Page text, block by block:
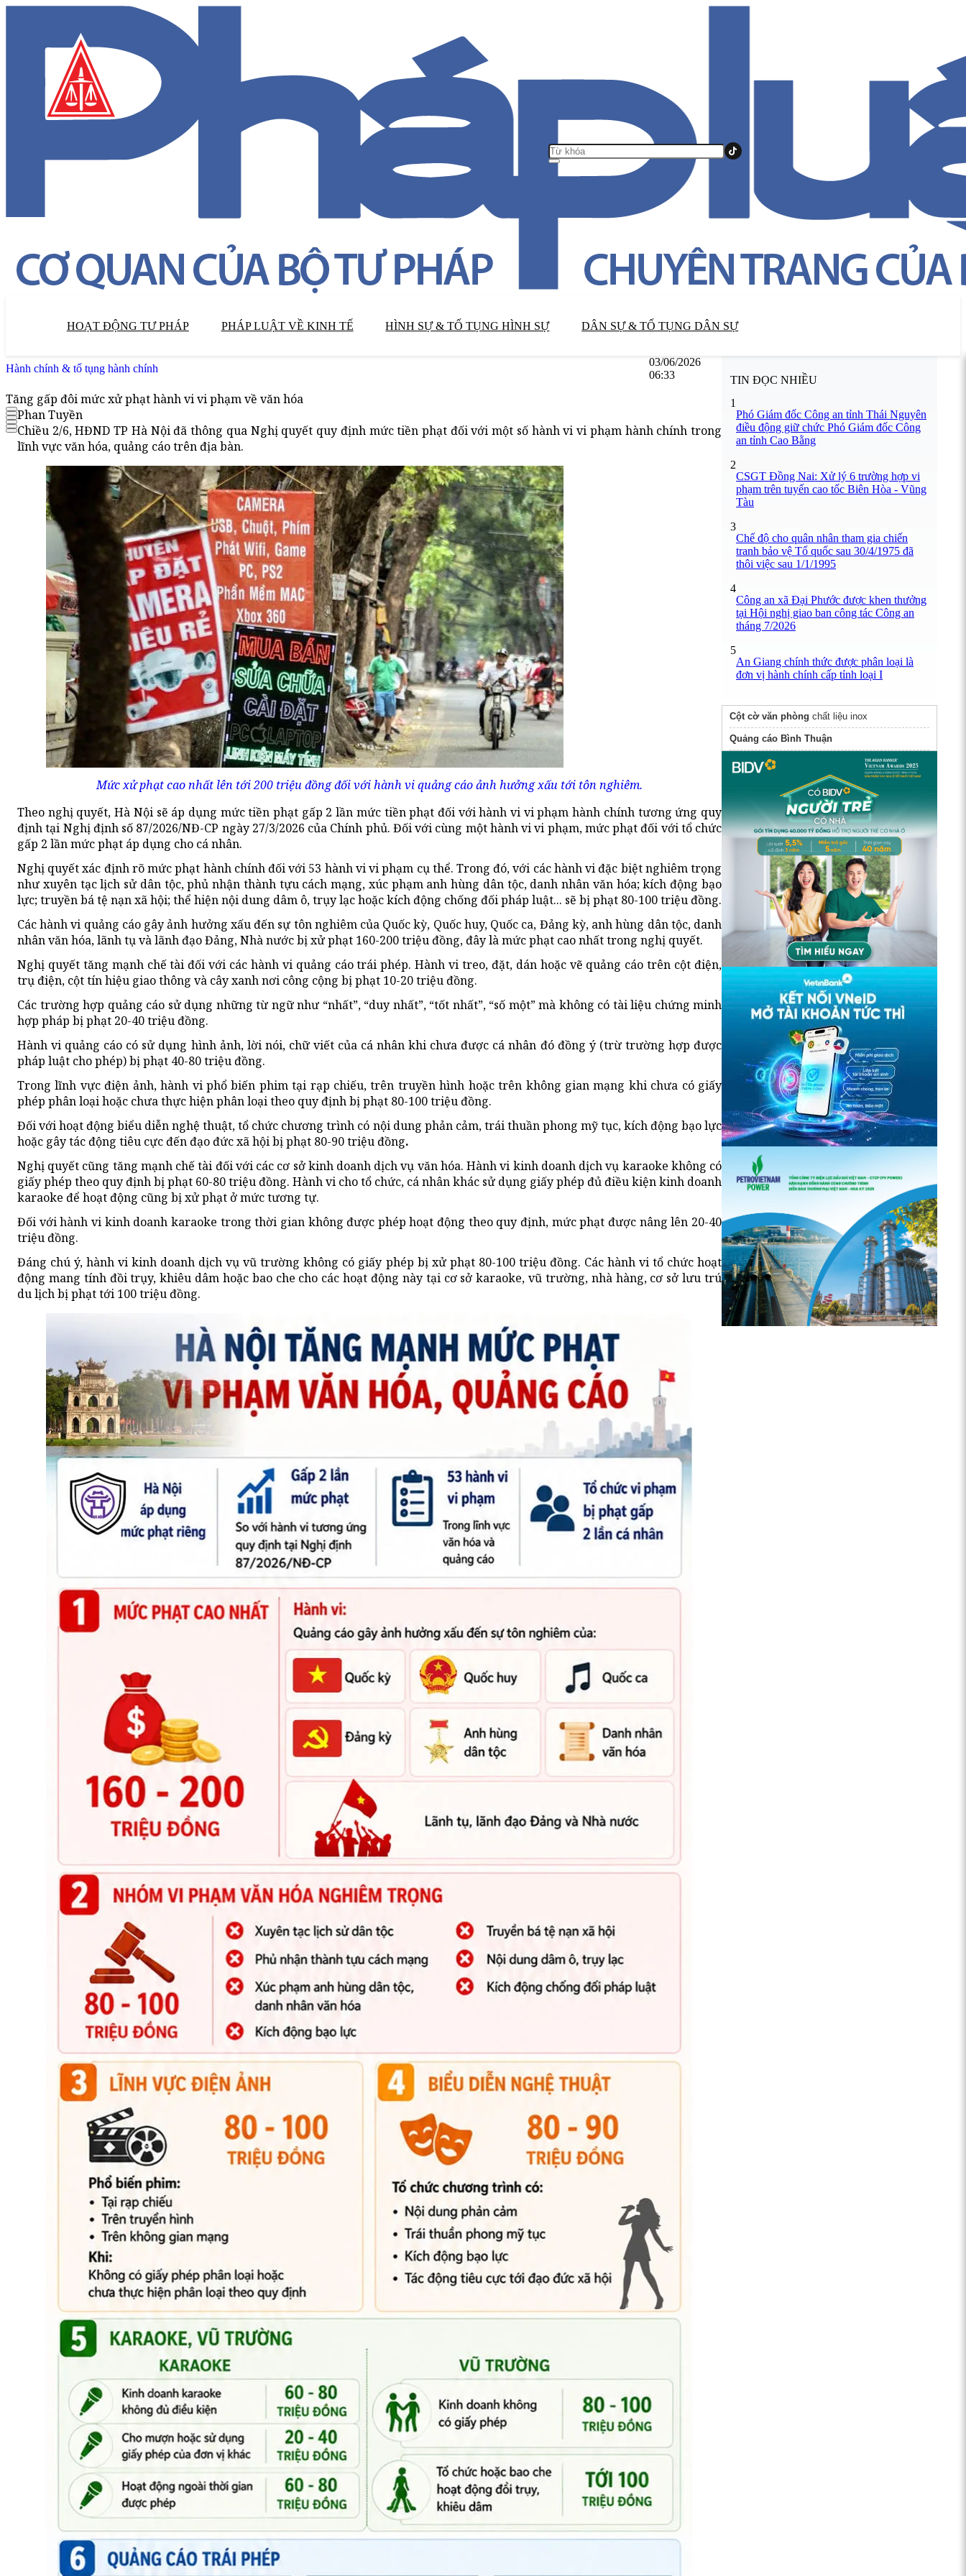
HOẠT ĐỘNG TƯ PHÁP PHÁP LUẬT VỀ KINH TẾ HÌNH SỰ & TỐ TỤNG HÌNH SỰ DÂN SỰ & TỐ TỤNG DÂN SỰ
Hành chính & tố tụng hành chính
03/06/2026
06:33
Tăng gấp đôi mức xử phạt hành vi vi phạm về văn hóa
Phan Tuyền
Chiều 2/6, HĐND TP Hà Nội đã thông qua Nghị quyết quy định mức tiền phạt đối với một số hành vi vi phạm hành chính trong
lĩnh vực văn hóa, quảng cáo trên địa bàn.
Mức xử phạt cao nhất lên tới 200 triệu đồng đối với hành vi quảng cáo ảnh hưởng xấu tới tôn nghiêm.
Theo nghị quyết, Hà Nội sẽ áp dụng mức tiền phạt gấp 2 lần mức tiền phạt đối với hành vi vi phạm hành chính tương ứng quy
định tại Nghị định số 87/2026/NĐ-CP ngày 27/3/2026 của Chính phủ. Đối với cùng một hành vi vi phạm, mức phạt đối với tổ chức
gấp 2 lần mức phạt áp dụng cho cá nhân.
Nghị quyết xác định rõ mức phạt hành chính đối với 53 hành vi vi phạm cụ thể. Trong đó, với các hành vi đặc biệt nghiêm trọng
như xuyên tạc lịch sử dân tộc, phủ nhận thành tựu cách mạng, xúc phạm anh hùng dân tộc, danh nhân văn hóa; kích động bạo
lực; truyền bá tệ nạn xã hội; thể hiện nội dung dâm ô, trụy lạc hoặc kích động chống đối pháp luật... sẽ bị phạt 80-100 triệu đồng.
Các hành vi quảng cáo gây ảnh hưởng xấu đến sự tôn nghiêm của Quốc kỳ, Quốc huy, Quốc ca, Đảng kỳ, anh hùng dân tộc, danh
nhân văn hóa, lãnh tụ và lãnh đạo Đảng, Nhà nước bị xử phạt 160-200 triệu đồng, đây là mức phạt cao nhất trong nghị quyết.
Nghị quyết tăng mạnh chế tài đối với các hành vi quảng cáo trái phép. Hành vi treo, đặt, dán hoặc vẽ quảng cáo trên cột điện,
trụ điện, cột tín hiệu giao thông và cây xanh nơi công cộng bị phạt 10-20 triệu đồng.
Các trường hợp quảng cáo sử dụng những từ ngữ như “nhất”, “duy nhất”, “tốt nhất”, “số một” mà không có tài liệu chứng minh
hợp pháp bị phạt 20-40 triệu đồng.
Hành vi quảng cáo có sử dụng hình ảnh, lời nói, chữ viết của cá nhân khi chưa được cá nhân đó đồng ý (trừ trường hợp được
pháp luật cho phép) bị phạt 40-80 triệu đồng.
Trong lĩnh vực điện ảnh, hành vi phổ biến phim tại rạp chiếu, trên truyền hình hoặc trên không gian mạng khi chưa có giấy
phép phân loại hoặc chưa thực hiện phân loại theo quy định bị phạt 80-100 triệu đồng.
Đối với hoạt động biểu diễn nghệ thuật, tổ chức chương trình có nội dung phản cảm, trái thuần phong mỹ tục, kích động bạo lực
hoặc gây tác động tiêu cực đến đạo đức xã hội bị phạt 80-90 triệu đồng.
Nghị quyết cũng tăng mạnh chế tài đối với các cơ sở kinh doanh dịch vụ văn hóa. Hành vi kinh doanh dịch vụ karaoke không có
giấy phép theo quy định bị phạt 60-80 triệu đồng. Hành vi cho tổ chức, cá nhân khác sử dụng giấy phép đủ điều kiện kinh doanh
karaoke để hoạt động cũng bị xử phạt ở mức tương tự.
Đối với hành vi kinh doanh karaoke trong thời gian không được phép hoạt động theo quy định, mức phạt được nâng lên 20-40
triệu đồng.
Đáng chú ý, hành vi kinh doanh dịch vụ vũ trường không có giấy phép bị xử phạt 80-100 triệu đồng. Các hành vi tổ chức hoạt
động mang tính đồi trụy, khiêu dâm hoặc bao che cho các hoạt động này tại cơ sở karaoke, vũ trường, nhà hàng, cơ sở lưu trú
du lịch bị phạt tới 100 triệu đồng.
TIN ĐỌC NHIỀU
1
Phó Giám đốc Công an tỉnh Thái Nguyên
điều động giữ chức Phó Giám đốc Công
an tỉnh Cao Bằng
2
CSGT Đồng Nai: Xử lý 6 trường hợp vi
phạm trên tuyến cao tốc Biên Hòa - Vũng
Tàu
3
Chế độ cho quân nhân tham gia chiến
tranh bảo vệ Tổ quốc sau 30/4/1975 đã
thôi việc sau 1/1/1995
4
Công an xã Đại Phước được khen thưởng
tại Hội nghị giao ban công tác Công an
tháng 7/2026
5
An Giang chính thức được phân loại là
đơn vị hành chính cấp tỉnh loại I
Cột cờ văn phòng chất liệu inox
Quảng cáo Bình Thuận